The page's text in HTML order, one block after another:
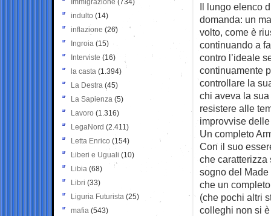
Il lungo elenco
domanda: un
volto, come è
continuando a
contro l’ideale
continuamente
controllare la
chi aveva la
resistere alle
improvvise
Un completo
Con il suo
che caratterizza
sogno del
che un
(che pochi altri
colleghi non si
Immigrazione (734)
indulto (14)
inflazione (26)
Ingroia (15)
Interviste (16)
la casta (1.394)
La Destra (45)
La Sapienza (5)
Lavoro (1.316)
LegaNord (2.411)
Letta Enrico (154)
Liberi e Uguali (10)
Libia (68)
Libri (33)
Liguria Futurista (25)
mafia (543)